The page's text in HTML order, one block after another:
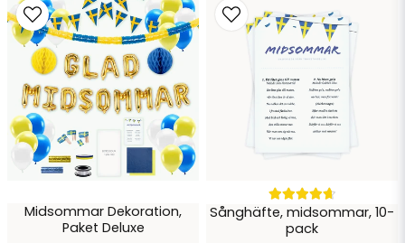
Midsommar Dekoration,
Paket Deluxe
Sånghäfte, midsommar, 10-
pack